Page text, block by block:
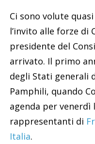
Ci sono volute
l’invito alle forze di
presidente del
arrivato. Il primo
degli Stati generali
Pamphili, quando
agenda per venerdì
rappresentanti di
Italia.